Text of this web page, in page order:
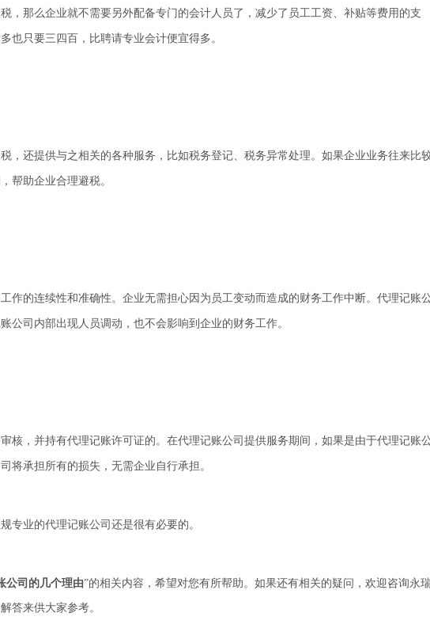
，那么企业就不需要另外配备专门的会计人员了，减少了员工工资、补贴等费用的支
也只要三四百，比聘请专业会计便宜得多。
，还提供与之相关的各种服务，比如税务登记、税务异常处理。如果企业业务往来比
帮助企业合理避税。
作的连续性和准确性。企业无需担心因为员工变动而造成的财务工作中断。代理记账
公司内部出现人员调动，也不会影响到企业的财务工作。
核，并持有代理记账许可证的。在代理记账公司提供服务期间，如果是由于代理记账
将承担所有的损失，无需企业自行承担。
专业的代理记账公司还是很有必要的。
公司的几个理由”的相关内容，希望对您有所帮助。如果还有相关的疑问，欢迎咨询永
答来供大家参考。